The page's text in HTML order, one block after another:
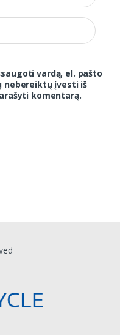
vardą, el. pašto
nebereiktų įvesti iš
komentarą.